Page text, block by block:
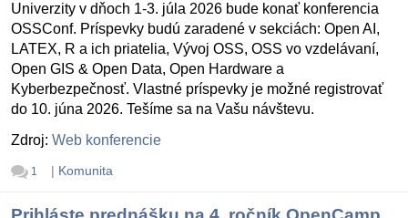
Univerzity v dňoch 1-3. júla 2026 bude konať konferencia
OSSConf. Príspevky budú zaradené v sekciách: Open AI,
LATEX, R a ich priatelia, Vývoj OSS, OSS vo vzdelávaní,
Open GIS & Open Data, Open Hardware a
Kyberbezpečnosť. Vlastné príspevky je možné registrovať
do 10. júna 2026. Tešíme sa na Vašu návštevu.
Zdroj: Web konferencie
1 | Komunita